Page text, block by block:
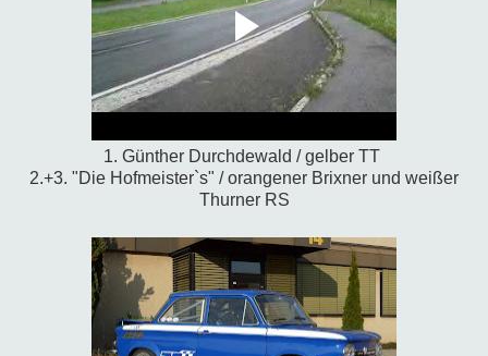
1. Günther Durchdewald / gelber TT
2.+3. "Die Hofmeister`s" / orangener Brixner und weißer
Thurner RS